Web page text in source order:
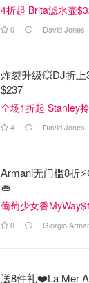
4折起 Brita滤水壶
0 David Jones
炸裂升级💥DJ折
$237
全场1折起 Stanley
4 David Jones
Armani无门槛8折
👄
葡萄少女香
0 Giorgio
送8件礼❤️La Mer